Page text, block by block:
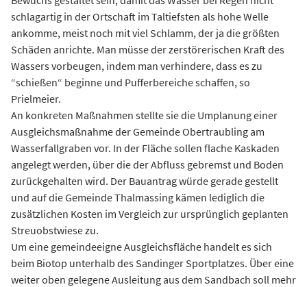
schlagartig in der Ortschaft im Taltiefsten als hohe Welle
ankomme, meist noch mit viel Schlamm, der ja die größten
Schäden anrichte. Man müsse der zerstörerischen Kraft des
Wassers vorbeugen, indem man verhindere, dass es zu
“schießen“ beginne und Pufferbereiche schaffen, so
Prielmeier.
An konkreten Maßnahmen stellte sie die Umplanung einer
Ausgleichsmaßnahme der Gemeinde Obertraubling am
Wasserfallgraben vor. In der Fläche sollen flache Kaskaden
angelegt werden, über die der Abfluss gebremst und Boden
zurückgehalten wird. Der Bauantrag würde gerade gestellt
und auf die Gemeinde Thalmassing kämen lediglich die
zusätzlichen Kosten im Vergleich zur ursprünglich geplanten
Streuobstwiese zu.
Um eine gemeindeeigne Ausgleichsfläche handelt es sich
beim Biotop unterhalb des Sandinger Sportplatzes. Über eine
weiter oben gelegene Ausleitung aus dem Sandbach soll mehr